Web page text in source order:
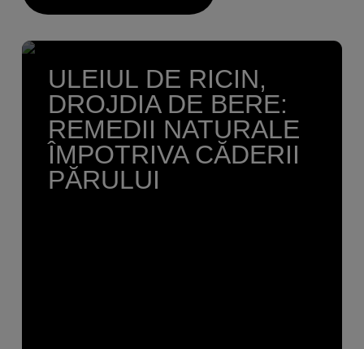
ULEIUL DE RICIN,
DROJDIA DE BERE:
REMEDII NATURALE
ÎMPOTRIVA CĂDERII
PĂRULUI